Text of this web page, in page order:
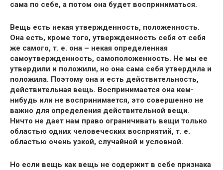
сама по себе, а потом она будет восприниматься.
Вещь есть некая утвержденность, положенность.
Она есть, кроме того, утвержденность себя от себя
же самого, т. е. она – некая определенная
самоутвержденность, самоположенность. Не мы ее
утвердили и положили, но она сама себя утвердила и
положила. Поэтому она и есть действительность,
действительная вещь. Воспринимается она кем-
нибудь или не воспринимается, это совершенно не
важно для определения действительной вещи.
Ничто не дает нам право ограничивать вещи только
областью одних человеческих восприятий, т. е.
областью очень узкой, случайной и условной.
Но если вещь как вещь не содержит в себе признака